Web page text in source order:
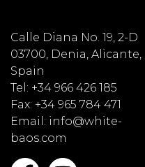
Calle Diana No. 19, 2-D
03700, Denia, Alicante,
Spain
Tel: +34 966 426 185
Fax: +34 965 784 471
Email: info@white-
baos.com